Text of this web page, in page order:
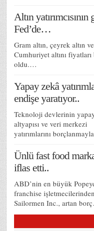
Altın yatırımcısının
Fed’de…
Gram altın, çeyrek altın ve
Cumhuriyet altını
oldu.…
Yapay zekâ
endişe yaratıyor..
Teknoloji devlerinin
altyapısı ve veri merkezi
yatırımlarını
Ünlü fast food
iflas etti..
ABD’nin en büyük
franchise işletmecilerinden
Sailormen Inc., artan